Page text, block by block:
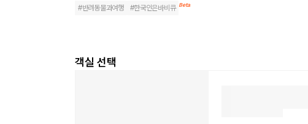
#반려동물과여행 #한국인은바비큐 Beta
객실 선택